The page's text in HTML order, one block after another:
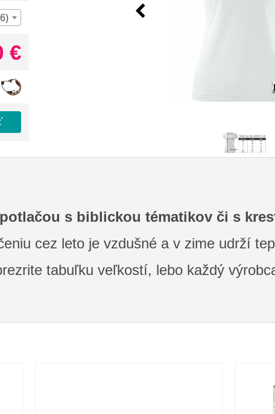
€
s biblickou tématikov či s
cez leto je vzdušné a v zime udrží
tabuľku veľkostí, lebo každý